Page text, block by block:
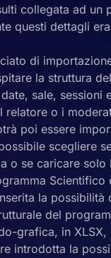
collegata ad un
questi dettagli
di
la struttura
sale, sessioni
relatore o i
poi essere
scegliere
o se caricare solo
la possibilità
del
grafica, in
introdotta la